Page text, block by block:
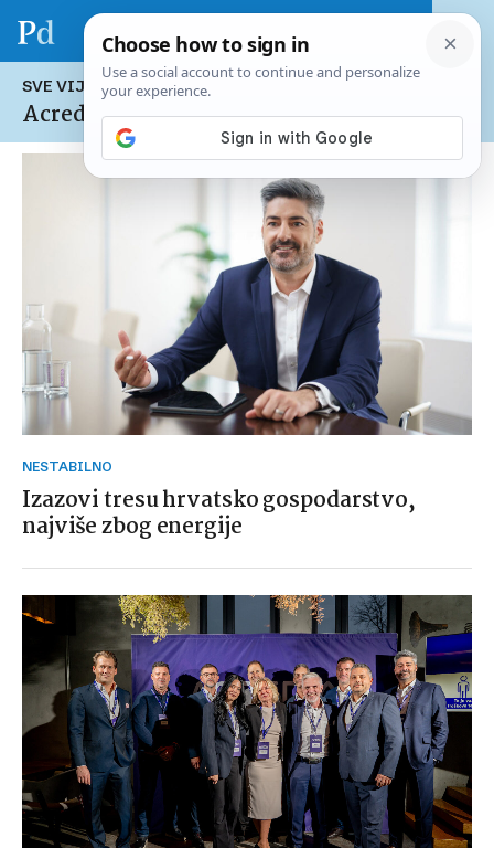
SVE VIJESTI NA TEMU:
Acredia
NESTABILNO
Izazovi tresu hrvatsko gospodarstvo,
najviše zbog energije